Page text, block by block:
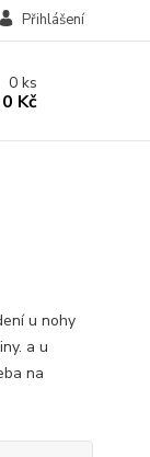
Přihlášení
0ks
0 Kč
u nohy
a u
na